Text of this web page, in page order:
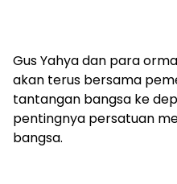
Gus Yahya dan para
akan terus bersama
tantangan bangsa ke
pentingnya persatuan
bangsa.